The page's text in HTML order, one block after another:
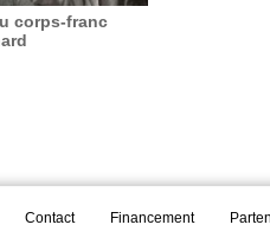
corps-franc
Contact Financement